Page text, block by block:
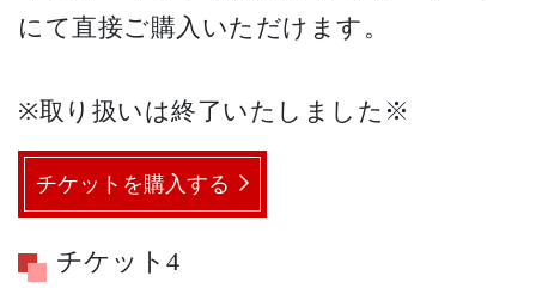
にて直接ご購入いただけます。
※取り扱いは終了いたしました※
チケットを購入する
チケット4